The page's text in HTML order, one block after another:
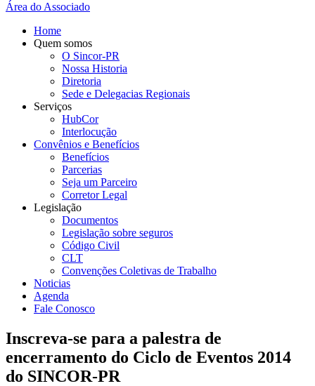
Área do Associado
Home
Quem somos
O Sincor-PR
Nossa Historia
Diretoria
Sede e Delegacias Regionais
Serviços
HubCor
Interlocução
Convênios e Benefícios
Benefícios
Parcerias
Seja um Parceiro
Corretor Legal
Legislação
Documentos
Legislação sobre seguros
Código Civil
CLT
Convenções Coletivas de Trabalho
Noticias
Agenda
Fale Conosco
Inscreva-se para a palestra de
encerramento do Ciclo de Eventos 2014
do SINCOR-PR